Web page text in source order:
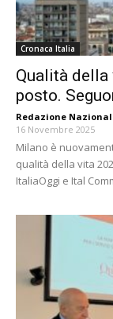
Cronaca Italia
Qualità
posto.
Redazione
16 Novembre 2025
Milano è
qualità della vita
ItaliaOggi e Ital